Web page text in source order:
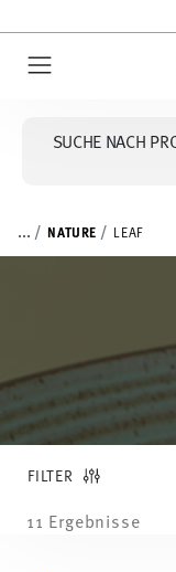
SUCHE NACH
... NATURE LEAF
FILTER
11 Ergebnisse